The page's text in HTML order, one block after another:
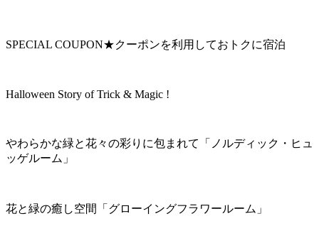
SPECIAL COUPON★クーポンを利用しておトクに宿泊
Halloween Story of Trick & Magic !
やわらかな緑と花々の彩りに包まれて「ノルディック・ヒュ
ッゲルーム」
花と緑の癒し空間「グローイングフラワールーム」